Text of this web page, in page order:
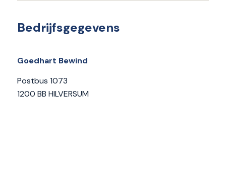
Bedrijfsgegevens
Goedhart Bewind
Postbus 1073
1200 BB HILVERSUM